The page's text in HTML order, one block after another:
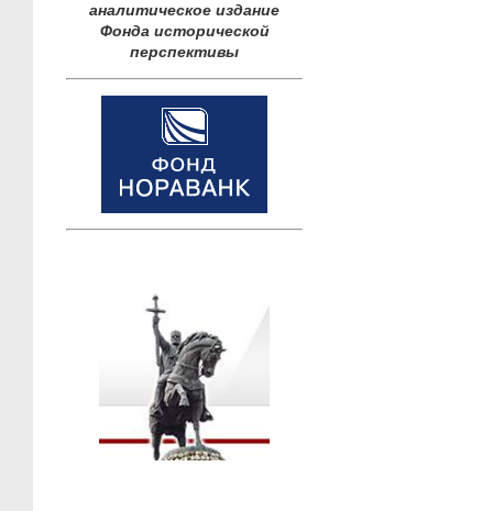
аналитическое издание
Фонда исторической
перспективы